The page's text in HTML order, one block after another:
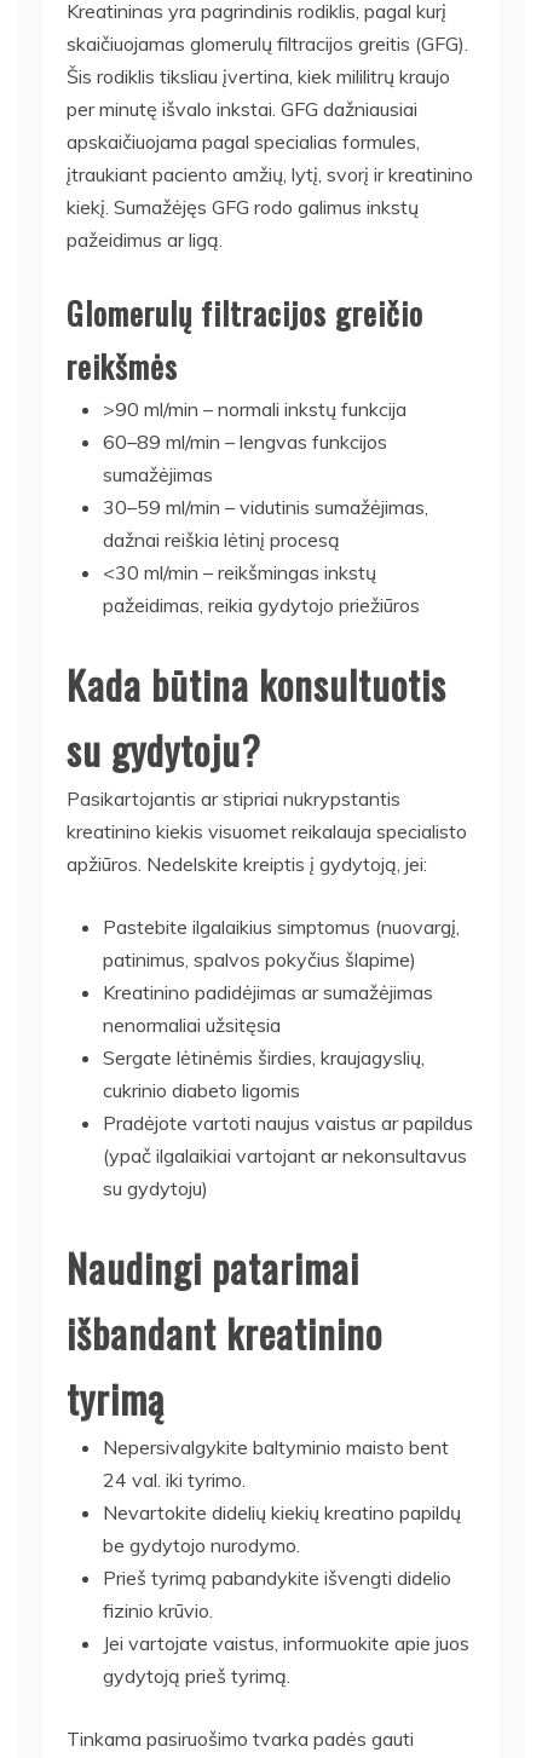
Kreatininas yra pagrindinis rodiklis, pagal kurį
skaičiuojamas glomerulų filtracijos greitis (GFG).
Šis rodiklis tiksliau įvertina, kiek mililitrų kraujo
per minutę išvalo inkstai. GFG dažniausiai
apskaičiuojama pagal specialias formules,
įtraukiant paciento amžių, lytį, svorį ir kreatinino
kiekį. Sumažėjęs GFG rodo galimus inkstų
pažeidimus ar ligą.
Glomerulų filtracijos greičio
reikšmės
>90 ml/min – normali inkstų funkcija
60–89 ml/min – lengvas funkcijos
sumažėjimas
30–59 ml/min – vidutinis sumažėjimas,
dažnai reiškia lėtinį procesą
<30 ml/min – reikšmingas inkstų
pažeidimas, reikia gydytojo priežiūros
Kada būtina konsultuotis
su gydytoju?
Pasikartojantis ar stipriai nukrypstantis
kreatinino kiekis visuomet reikalauja specialisto
apžiūros. Nedelskite kreiptis į gydytoją, jei:
Pastebite ilgalaikius simptomus (nuovargį,
patinimus, spalvos pokyčius šlapime)
Kreatinino padidėjimas ar sumažėjimas
nenormaliai užsitęsia
Sergate lėtinėmis širdies, kraujagyslių,
cukrinio diabeto ligomis
Pradėjote vartoti naujus vaistus ar papildus
(ypač ilgalaikiai vartojant ar nekonsultavus
su gydytoju)
Naudingi patarimai
išbandant kreatinino
tyrimą
Nepersivalgykite baltyminio maisto bent
24 val. iki tyrimo.
Nevartokite didelių kiekių kreatino papildų
be gydytojo nurodymo.
Prieš tyrimą pabandykite išvengti didelio
fizinio krūvio.
Jei vartojate vaistus, informuokite apie juos
gydytoją prieš tyrimą.
Tinkama pasiruošimo tvarka padės gauti